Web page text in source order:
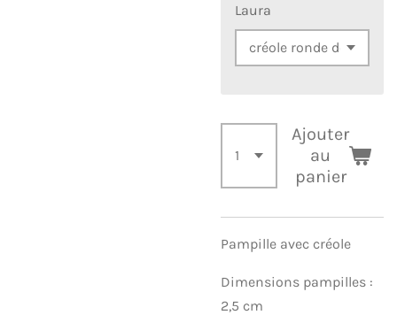
Laura
Ajouter
au
panier
Pampille avec créole
Dimensions pampilles :
2,5 cm